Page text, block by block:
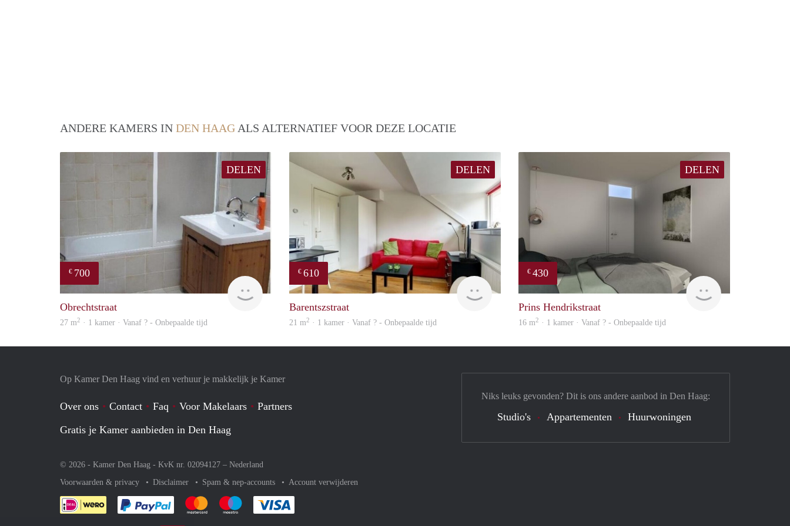
ANDERE KAMERS IN DEN HAAG ALS ALTERNATIEF VOOR DEZE LOCATIE
DELEN
€ 700
rent
Obrechtstraat
27 m2 · 1 kamer · Vanaf ? - Onbepaalde tijd
DELEN
€ 610
Barentszstraat
21 m2 · 1 kamer · Vanaf ? - Onbepaalde tijd
DELEN
€ 430
Prins Hendrikstraat
16 m2 · 1 kamer · Vanaf ? - Onbepaalde tijd
Op Kamer Den Haag vind en verhuur je makkelijk je Kamer
Over ons Contact Faq Voor Makelaars
Partners
Gratis je Kamer aanbieden in Den Haag
© 2026 - Kamer Den Haag - KvK nr. 02094127 – Nederland
Voorwaarden & privacy
Disclaimer Spam & nep-accounts Account verwijderen
Je rekent gemakkelijk af met Paypal
Je rekent gemakkelijk af met Mastercard
Je rekent gemakkelijk af met Meastro
Niks leuks gevonden? Dit is ons andere aanbod in Den Haag:
Studio's Appartementen Huurwoningen